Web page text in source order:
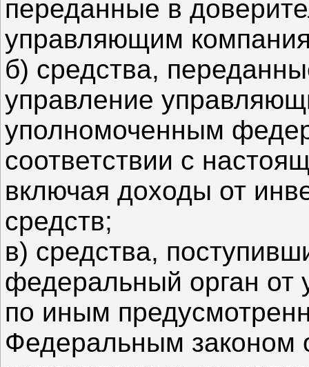
переданные в
управляющим
б) средства,
управление
уполномоченным
соответствии с
включая доходы от
средств;
в) средства,
федеральный орган
по иным
Федеральным законом